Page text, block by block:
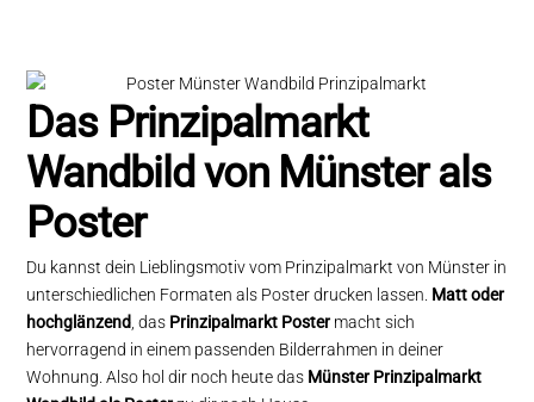
Das Prinzipalmarkt
Wandbild von Münster als
Poster
Du kannst dein Lieblingsmotiv vom Prinzipalmarkt von Münster in
unterschiedlichen Formaten als Poster drucken lassen. Matt oder
hochglänzend , das Prinzipalmarkt Postermacht sich
hervorragend in einem passenden Bilderrahmen in deiner
Wohnung. Also hol dir noch heute das Münster Prinzipalmarkt